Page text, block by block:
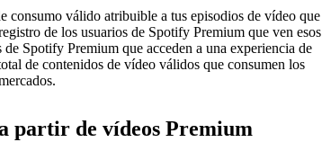
consumo válido atribuible a tus episodios de vídeo que
de los usuarios de Spotify Premium que ven esos
Spotify Premium que acceden a una experiencia de
de contenidos de vídeo válidos que consumen los
partir de vídeos Premium